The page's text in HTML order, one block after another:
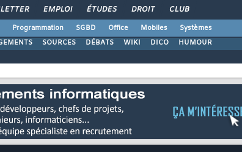
EMPLOI ÉTUDES DROIT CLUB
Programmation SGBD Office Mobiles
Systèmes
SOURCES DÉBATS WIKI DICO HUMOUR